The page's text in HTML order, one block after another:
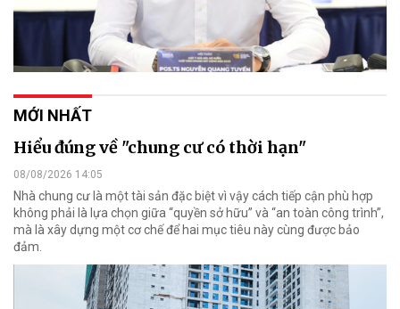
MỚI NHẤT
Hiểu đúng về "chung cư có thời hạn"
08/08/2026 14:05
Nhà chung cư là một tài sản đặc biệt vì vậy cách tiếp cận phù hợp
không phải là lựa chọn giữa “quyền sở hữu” và “an toàn công trình”,
mà là xây dựng một cơ chế để hai mục tiêu này cùng được bảo
đảm.